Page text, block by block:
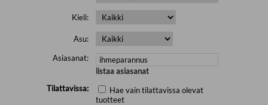
Kieli:
Asu:
Asiasanat:
listaa asiasanat
Tilattavissa:
Hae vain tilattavissa olevat
tuotteet